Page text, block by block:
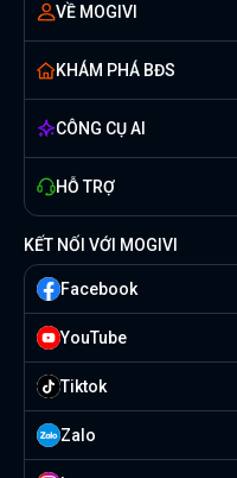
VỀ MOGIVI
KHÁM PHÁ BĐS
CÔNG CỤ AI
HỖ TRỢ
KẾT NỐI VỚI MOGIVI
Facebook
YouTube
Tiktok
Zalo